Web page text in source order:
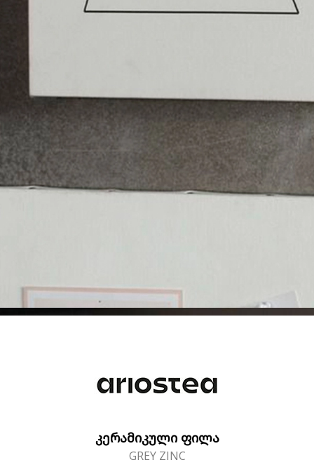
ᲙᲔᲠᲐᲛᲘᲙᲣᲚᲘ ᲤᲘᲚᲐ
GREY ZINC